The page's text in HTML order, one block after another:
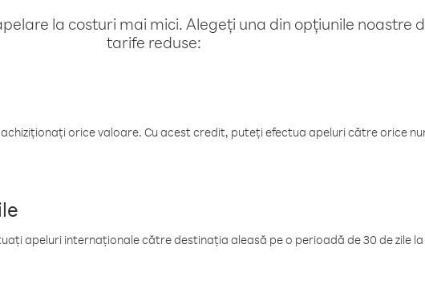
la costuri mai mici. Alegeți una din opțiunile noastre
tarife reduse:
orice valoare. Cu acest credit, puteți efectua apeluri către orice
apeluri internaționale către destinația aleasă pe o perioadă de 30 de zile